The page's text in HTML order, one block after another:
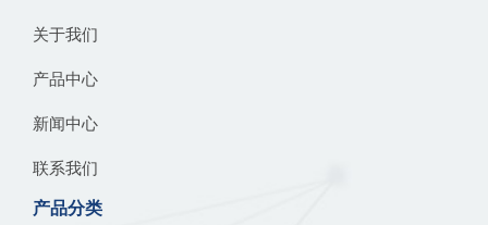
关于我们
产品中心
新闻中心
联系我们
产品分类